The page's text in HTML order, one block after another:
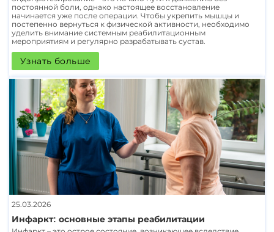
постоянной боли, однако настоящее восстановление
начинается уже после операции. Чтобы укрепить мышцы и
постепенно вернуться к физической активности, необходимо
уделить внимание системным реабилитационным
мероприятиям и регулярно разрабатывать сустав.
Узнать больше
25.03.2026
Инфаркт: основные этапы реабилитации